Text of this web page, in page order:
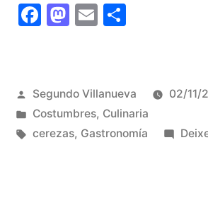
Facebook
Mastodon
Email
Publicado
por
Segundo Villanueva
02/11/
Publicado
em
Costumbres, Culinaria
Tags:
cerezas, Gastronomía